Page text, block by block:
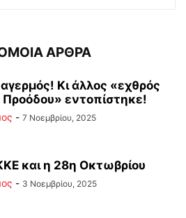
ΑΡΘΡΑ
Κι άλλος «εχθρός
Προόδου» εντοπίστηκε!
- 7 Νοεμβρίου, 2025
και η 28η Οκτωβρίου
- 3 Νοεμβρίου, 2025